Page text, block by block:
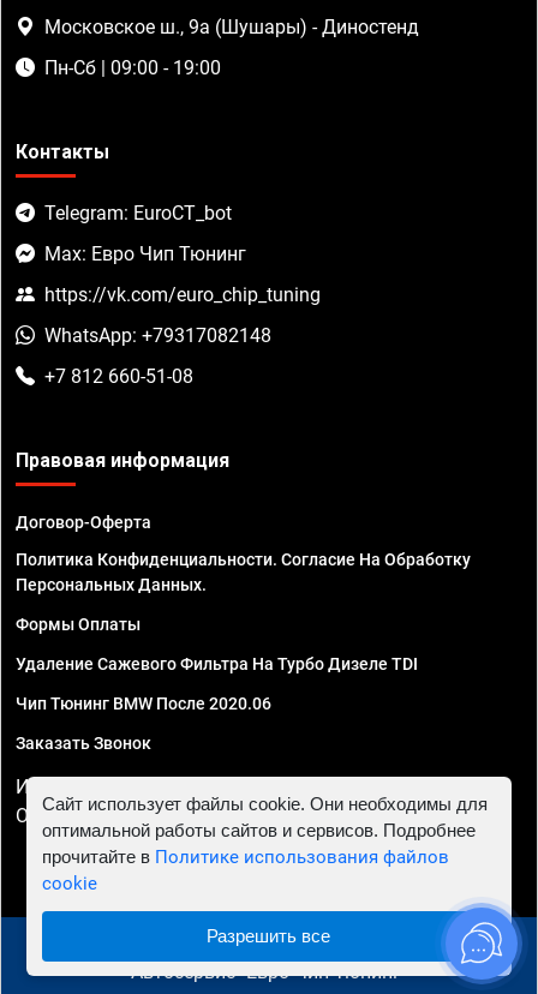
Московское ш., 9а (Шушары) - Диностенд
Пн-Сб | 09:00 - 19:00
Контакты
Telegram: EuroCT_bot
Max: Евро Чип Тюнинг
https://vk.com/euro_chip_tuning
WhatsApp: +79317082148
+7 812 660-51-08
Правовая информация
Договор-Оферта
Политика Конфиденциальности. Согласие На Обработку
Персональных Данных.
Формы Оплаты
Удаление Сажевого Фильтра На Турбо Дизеле TDI
Чип Тюнинг BMW После 2020.06
Заказать Звонок
ИП Смирнов Георгий Павлович. ИНН 781302555843,
ОГРНИП 324470400032610
© 2010 - 2026 Чип тюнинг в Санкт-Петербурге -
Автосервис "Евро Чип Тюнинг"
Сайт использует файлы cookie. Они необходимы для
оптимальной работы сайтов и сервисов. Подробнее
прочитайте в Политике использования файлов
cookie
Разрешить все